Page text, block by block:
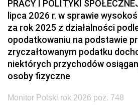
PRACY I POLITYKI
lipca 2026 r. w sprawie
za rok 2025 z działalności
opodatkowaniu na podstawie
zryczałtowanym podatku
niektórych przychodów
osoby fizyczne
Monitor Polski rok 2026 poz. 748